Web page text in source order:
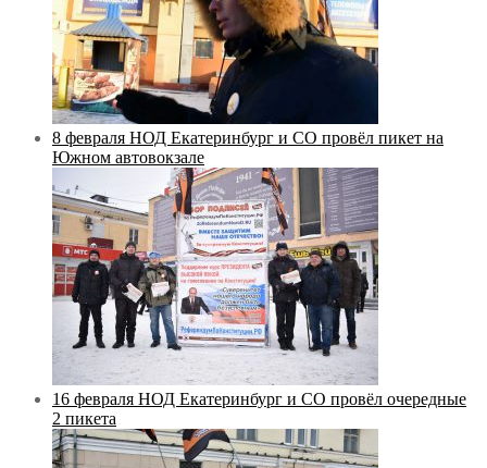
8 февраля НОД Екатеринбург и СО провёл пикет на
Южном автовокзале
16 февраля НОД Екатеринбург и СО провёл очередные
2 пикета